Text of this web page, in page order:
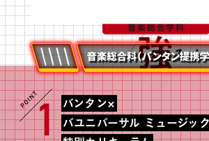
保護者のみなさま
企業のみなさま
卒業生のみなさま
資料請求
お問い
1
バンタン×
バユニバーサル ミュージッ